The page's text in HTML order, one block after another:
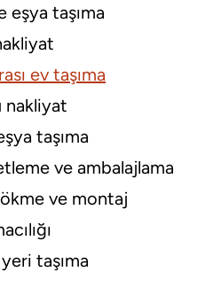
eşya taşıma
ev taşıma
nakliyat
taşıma
ve ambalajlama
ve montaj
taşıma